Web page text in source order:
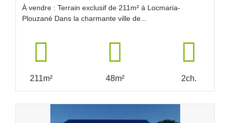
À vendre : Terrain exclusif de 211m² à Locmaria-
Plouzané Dans la charmante ville de...
211m² 48m² 2ch.